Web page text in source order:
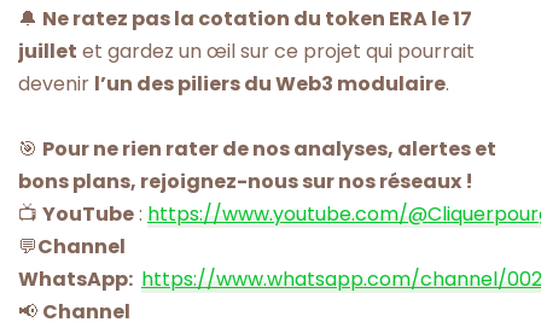
🔔 Ne ratez pas la cotation du token ERA le 17
juillet et gardez un œil sur ce projet qui pourrait
devenir l’un des piliers du Web3 modulaire.
🎯 Pour ne rien rater de nos analyses, alertes et
bons plans, rejoignez-nous sur nos réseaux !
📺 YouTube: https://www.youtube.com/
💬Channel
WhatsApp: https://www.whatsapp.com/channel/
📢 Channel